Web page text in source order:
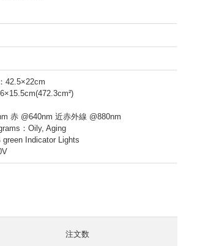
42.5×22cm
赤 @640nm 近赤外線 @880nm
：Oily, Aging
Indicator Lights
注文数